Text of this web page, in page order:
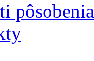
pôsobenia